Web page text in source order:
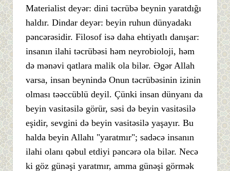
Materialist deyər: dini təcrübə beynin yaratdığı
haldır. Dindar deyər: beyin ruhun dünyadakı
pəncərəsidir. Filosof isə daha ehtiyatlı danışar:
insanın ilahi təcrübəsi həm neyrobioloji, həm
də mənəvi qatlara malik ola bilər. Əgər Allah
varsa, insan beynində Onun təcrübəsinin izinin
olması təəccüblü deyil. Çünki insan dünyanı da
beyin vasitəsilə görür, səsi də beyin vasitəsilə
eşidir, sevgini də beyin vasitəsilə yaşayır. Bu
halda beyin Allahı "yaratmır"; sadəcə insanın
ilahi olanı qəbul etdiyi pəncərə ola bilər. Necə
ki göz günəşi yaratmır, amma günəşi görmək